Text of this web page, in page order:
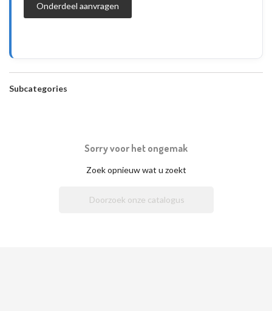
Onderdeel aanvragen
Subcategories
Sorry voor het ongemak
Zoek opnieuw wat u zoekt